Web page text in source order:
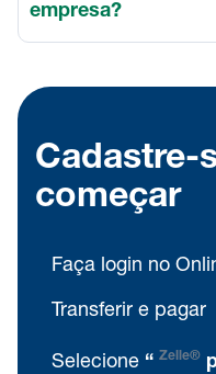
empresa?
Cadastre-
começar
Faça login no
Transferir e pagar
Selecione “ Zelle®